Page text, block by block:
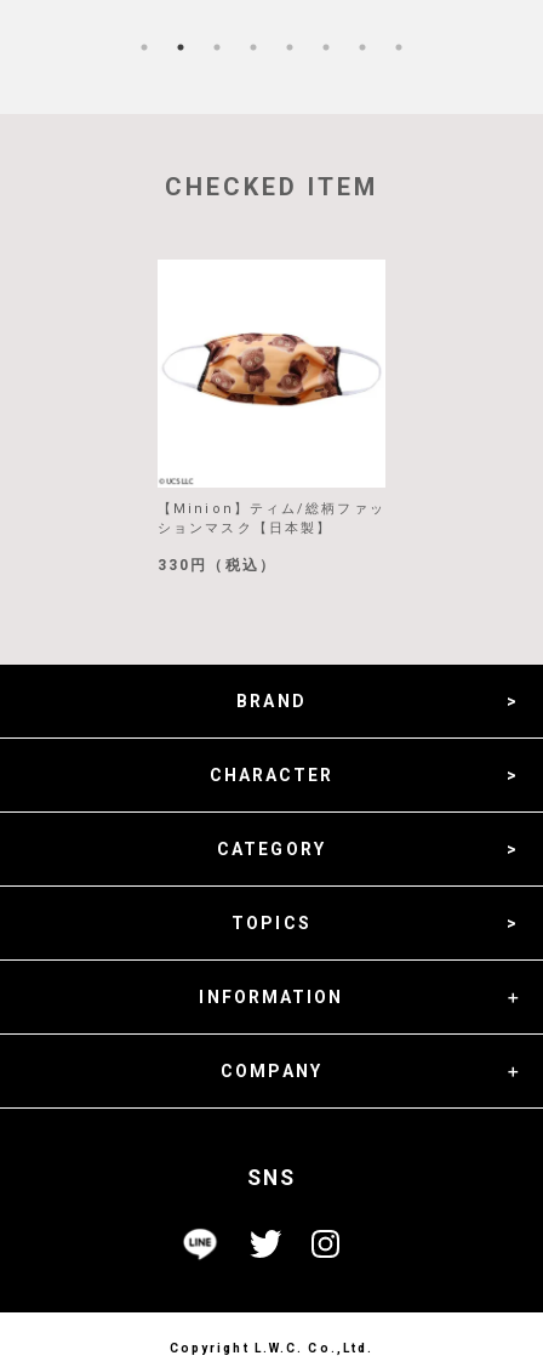
CHECKED ITEM
【Minion】ティム/総柄ファッ
ションマスク【日本製】
330円（税込）
BRAND
CHARACTER
CATEGORY
TOPICS
INFORMATION
COMPANY
SNS
Copyright L.W.C. Co.,Ltd.